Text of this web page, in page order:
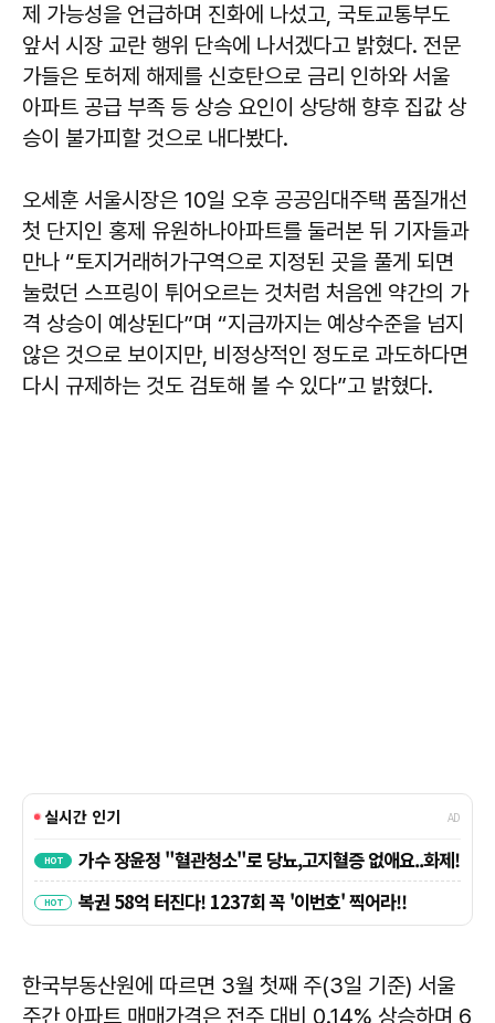
제 가능성을 언급하며 진화에 나섰고, 국토교통부도
앞서 시장 교란 행위 단속에 나서겠다고 밝혔다. 전문
가들은 토허제 해제를 신호탄으로 금리 인하와 서울
아파트 공급 부족 등 상승 요인이 상당해 향후 집값 상
승이 불가피할 것으로 내다봤다.
오세훈 서울시장은 10일 오후 공공임대주택 품질개선
첫 단지인 홍제 유원하나아파트를 둘러본 뒤 기자들과
만나 “토지거래허가구역으로 지정된 곳을 풀게 되면
눌렀던 스프링이 튀어오르는 것처럼 처음엔 약간의 가
격 상승이 예상된다”며 “지금까지는 예상수준을 넘지
않은 것으로 보이지만, 비정상적인 정도로 과도하다면
다시 규제하는 것도 검토해 볼 수 있다”고 밝혔다.
한국부동산원에 따르면 3월 첫째 주(3일 기준) 서울
주간 아파트 매매가격은 전주 대비 0.14% 상승하며 6